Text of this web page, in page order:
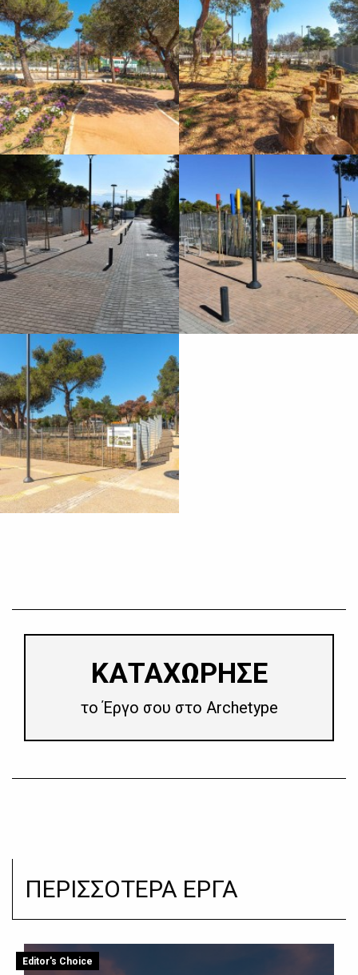
​ΚΑΤΑΧΩΡΗΣΕ
το Έργο σου στο Archetype
ΠΕΡΙΣΣΟΤΕΡΑ ΕΡΓΑ
Editor's Choice